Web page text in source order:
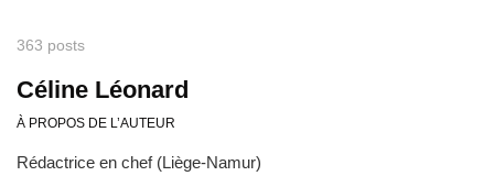
363 posts
Céline Léonard
À PROPOS DE L’AUTEUR
Rédactrice en chef (Liège-Namur)